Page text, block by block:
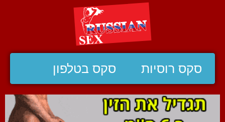
סקס רוסיות סקס בטלפון